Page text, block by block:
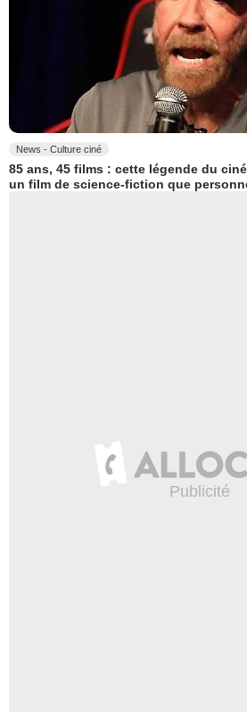
News - Culture ciné
85 ans, 45 films : cette légende du
un film de science-fiction que